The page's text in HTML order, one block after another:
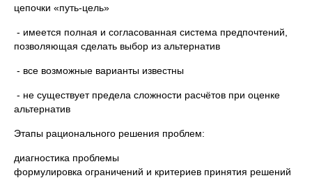
цепочки «путь-цель»
- имеется полная и согласованная система предпочтений,
позволяющая сделать выбор из альтернатив
- все возможные варианты известны
- не существует предела сложности расчётов при оценке
альтернатив
Этапы рационального решения проблем:
диагностика проблемы
формулировка ограничений и критериев принятия решений